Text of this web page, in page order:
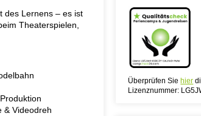
des Lernens – es ist
Theaterspielen,
& Videodreh
Überprüfen Sie hier
Lizenznummer: